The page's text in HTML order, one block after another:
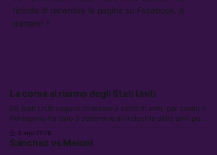
ricorda di recensire la pagina su Facebook. A
domani! ?
La corsa al riarmo degli Stati Uniti
Gli Stati Uniti negano di essere a corto di armi, per quello il
Pentagono ha dato 3 settimane all’industria delle armi per
continuerà ad usare i servizi di Palantir, la protesta contro
La Russa, e la centrale elettrica di Amazon in Texas
9 ago 2026
Sánchez vs Meloni